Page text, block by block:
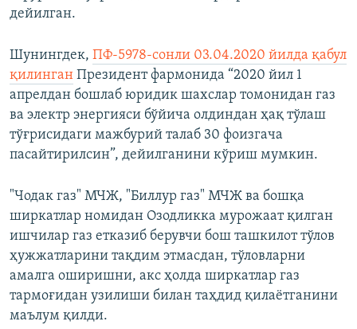
дейилган.
Шунингдек, ПФ-5978-сонли 03.04.2020 йилда қабул
қилинган Президент фармонида “2020 йил 1
апрелдан бошлаб юридик шахслар томонидан газ
ва электр энергияси бўйича олдиндан ҳақ тўлаш
тўғрисидаги мажбурий талаб 30 фоизгача
пасайтирилсин”, дейилганини кўриш мумкин.
"Чодак газ" МЧЖ, "Биллур газ" МЧЖ ва бошқа
ширкатлар номидан Озодликка мурожаат қилган
ишчилар газ етказиб берувчи бош ташкилот тўлов
ҳужжатларини тақдим этмасдан, тўловларни
амалга оширишни, акс ҳолда ширкатлар газ
тармоғидан узилиши билан таҳдид қилаётганини
маълум қилди.